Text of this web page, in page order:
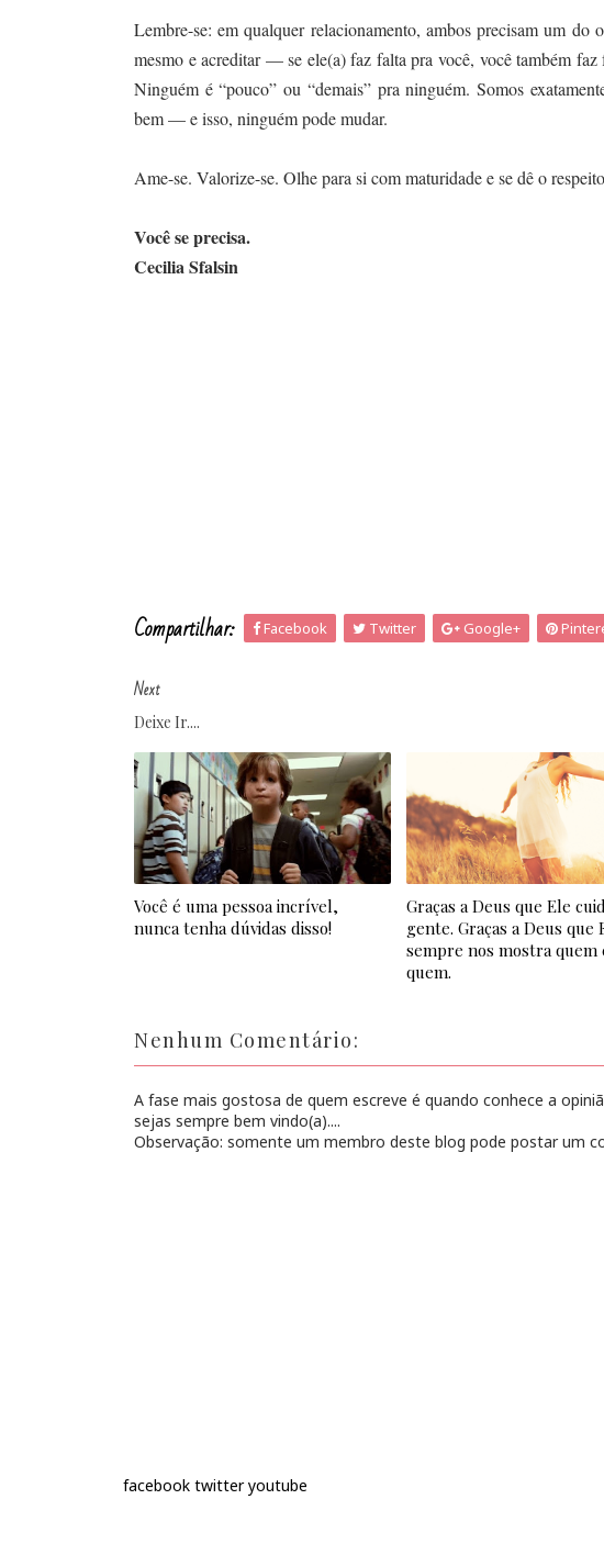
Lembre-se: em qualquer relacionamento, ambos precisam um do
mesmo e acreditar — se ele(a) faz falta pra você, você também
Ninguém é “pouco” ou “demais” pra ninguém. Somos
bem — e isso, ninguém pode mudar.
Ame-se. Valorize-se. Olhe para si com maturidade e se dê o
Você se precisa.
Cecilia Sfalsin
Compartilhar: Facebook Twitter Google+
Next
Deixe Ir....
Você é uma pessoa incrível,
nunca tenha dúvidas disso!
Graças a Deus que Ele
gente. Graças a Deus que
sempre nos mostra quem
quem.
Nenhum Comentário:
A fase mais gostosa de quem escreve é quando conhece a
sejas sempre bem vindo(a)....
Observação: somente um membro deste blog pode postar um
facebook twitter youtube